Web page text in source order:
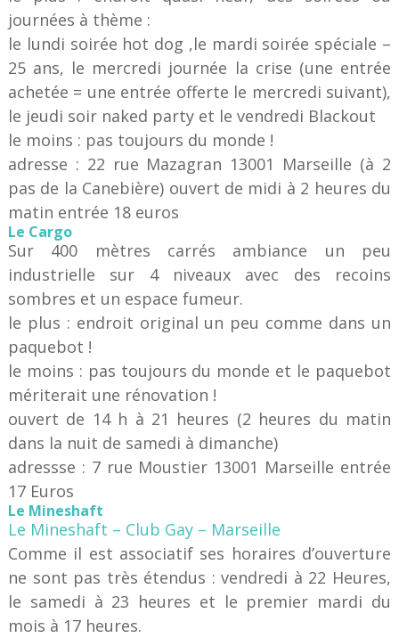
journées à thème :
le lundi soirée hot dog ,le mardi soirée spéciale –
25 ans, le mercredi journée la crise (une entrée
achetée = une entrée offerte le mercredi suivant),
le jeudi soir naked party et le vendredi Blackout
le moins : pas toujours du monde !
adresse : 22 rue Mazagran 13001 Marseille (à 2
pas de la Canebière) ouvert de midi à 2 heures du
matin entrée 18 euros
Le Cargo
Sur 400 mètres carrés ambiance un peu
industrielle sur 4 niveaux avec des recoins
sombres et un espace fumeur.
le plus : endroit original un peu comme dans un
paquebot !
le moins : pas toujours du monde et le paquebot
mériterait une rénovation !
ouvert de 14 h à 21 heures (2 heures du matin
dans la nuit de samedi à dimanche)
adressse : 7 rue Moustier 13001 Marseille entrée
17 Euros
Le Mineshaft
Le Mineshaft – Club Gay – Marseille
Comme il est associatif ses horaires d’ouverture
ne sont pas très étendus : vendredi à 22 Heures,
le samedi à 23 heures et le premier mardi du
mois à 17 heures.